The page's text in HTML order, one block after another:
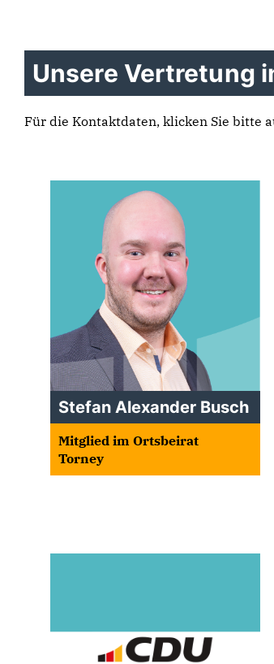
Unsere Vertretung
Für die Kontaktdaten, klicken Sie bitte
Stefan Alexander Busch
Mitglied im Ortsbeirat
Torney